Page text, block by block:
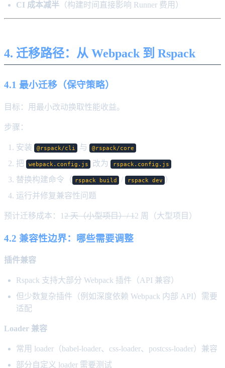
CI 成本减半 （构建时间直接影响 Runner 费用）
4. 迁移路径：从 Webpack 到 Rspack
4.1 最小迁移（保守策略）
目标：用最小改动换取性能收益。
步骤：
安装 @rspack/cli 与 @rspack/core
把 webpack.config.js 改为 rspack.config.js
替换构建命令（ rspack build / rspack dev ）
运行并修复兼容性问题
预计迁移成本：12 天（小型项目）/ 12 周（大型项目）
4.2 兼容性边界：哪些需要调整
插件兼容
Rspack 支持大部分 Webpack 插件（API 兼容）
但少数复杂插件（例如深度依赖 Webpack 内部 API）需要
适配
Loader 兼容
常用 loader（babel-loader、css-loader、postcss-loader）兼容
部分自定义 loader 需要测试